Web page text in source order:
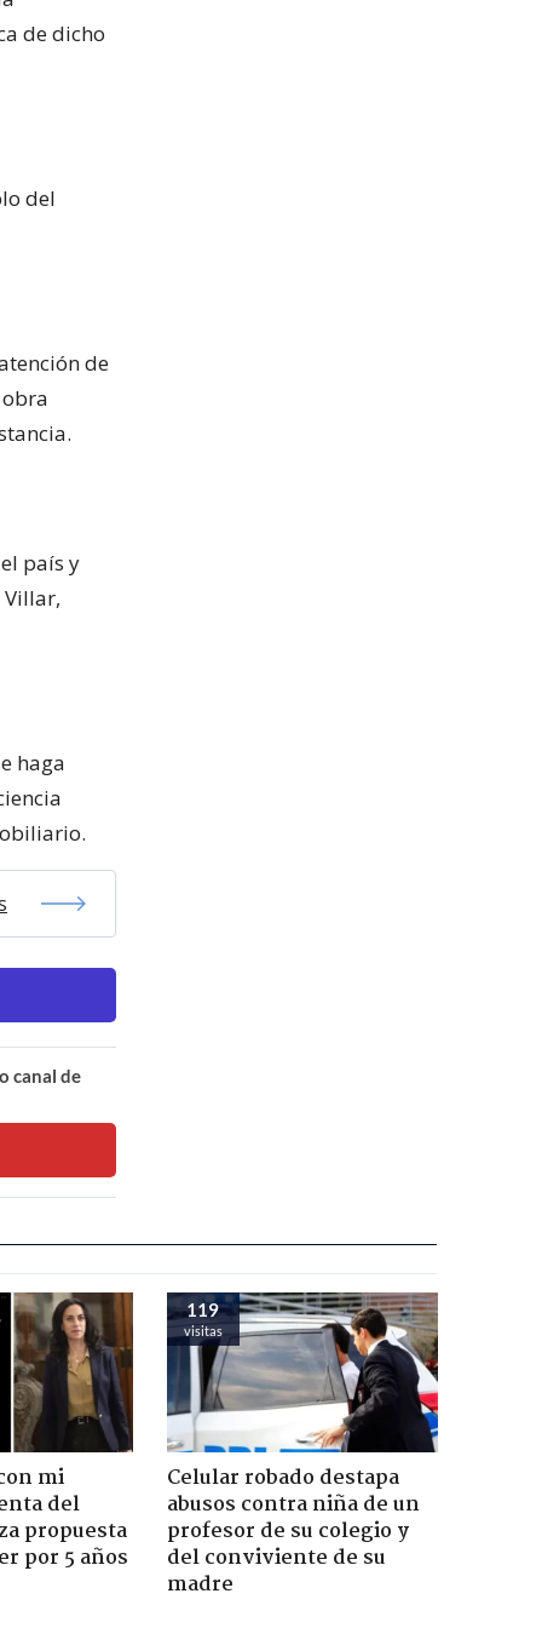
de dicho
del
de
país y
Villar,
haga
canal de
mi
del
propuesta
por 5 años
119
visitas
Celular robado destapa
abusos contra niña de un
profesor de su colegio y
del conviviente de su
madre